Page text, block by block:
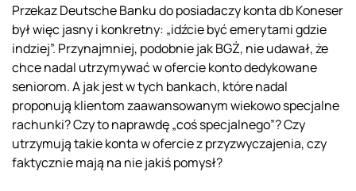
Przekaz Deutsche Banku do posiadaczy konta db Koneser
był więc jasny i konkretny: „idźcie być emerytami gdzie
indziej”. Przynajmniej, podobnie jak BGŻ, nie udawał, że
chce nadal utrzymywać w ofercie konto dedykowane
seniorom. A jak jest w tych bankach, które nadal
proponują klientom zaawansowanym wiekowo specjalne
rachunki? Czy to naprawdę „coś specjalnego”? Czy
utrzymują takie konta w ofercie z przyzwyczajenia, czy
faktycznie mają na nie jakiś pomysł?